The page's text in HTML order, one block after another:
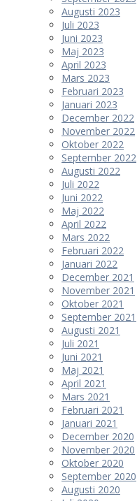
Augusti 2023
Juli 2023
Juni 2023
Maj 2023
April 2023
Mars 2023
Februari 2023
Januari 2023
December 2022
November 2022
Oktober 2022
September 2022
Augusti 2022
Juli 2022
Juni 2022
Maj 2022
April 2022
Mars 2022
Februari 2022
Januari 2022
December 2021
November 2021
Oktober 2021
September 2021
Augusti 2021
Juli 2021
Juni 2021
Maj 2021
April 2021
Mars 2021
Februari 2021
Januari 2021
December 2020
November 2020
Oktober 2020
September 2020
Augusti 2020